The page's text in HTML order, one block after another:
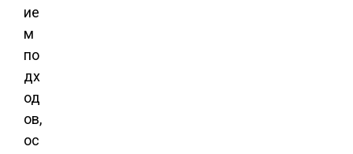
ие
м
по
дх
од
ов,
ос